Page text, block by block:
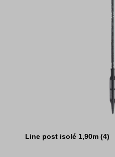
Line post isolé 1,90m (4)